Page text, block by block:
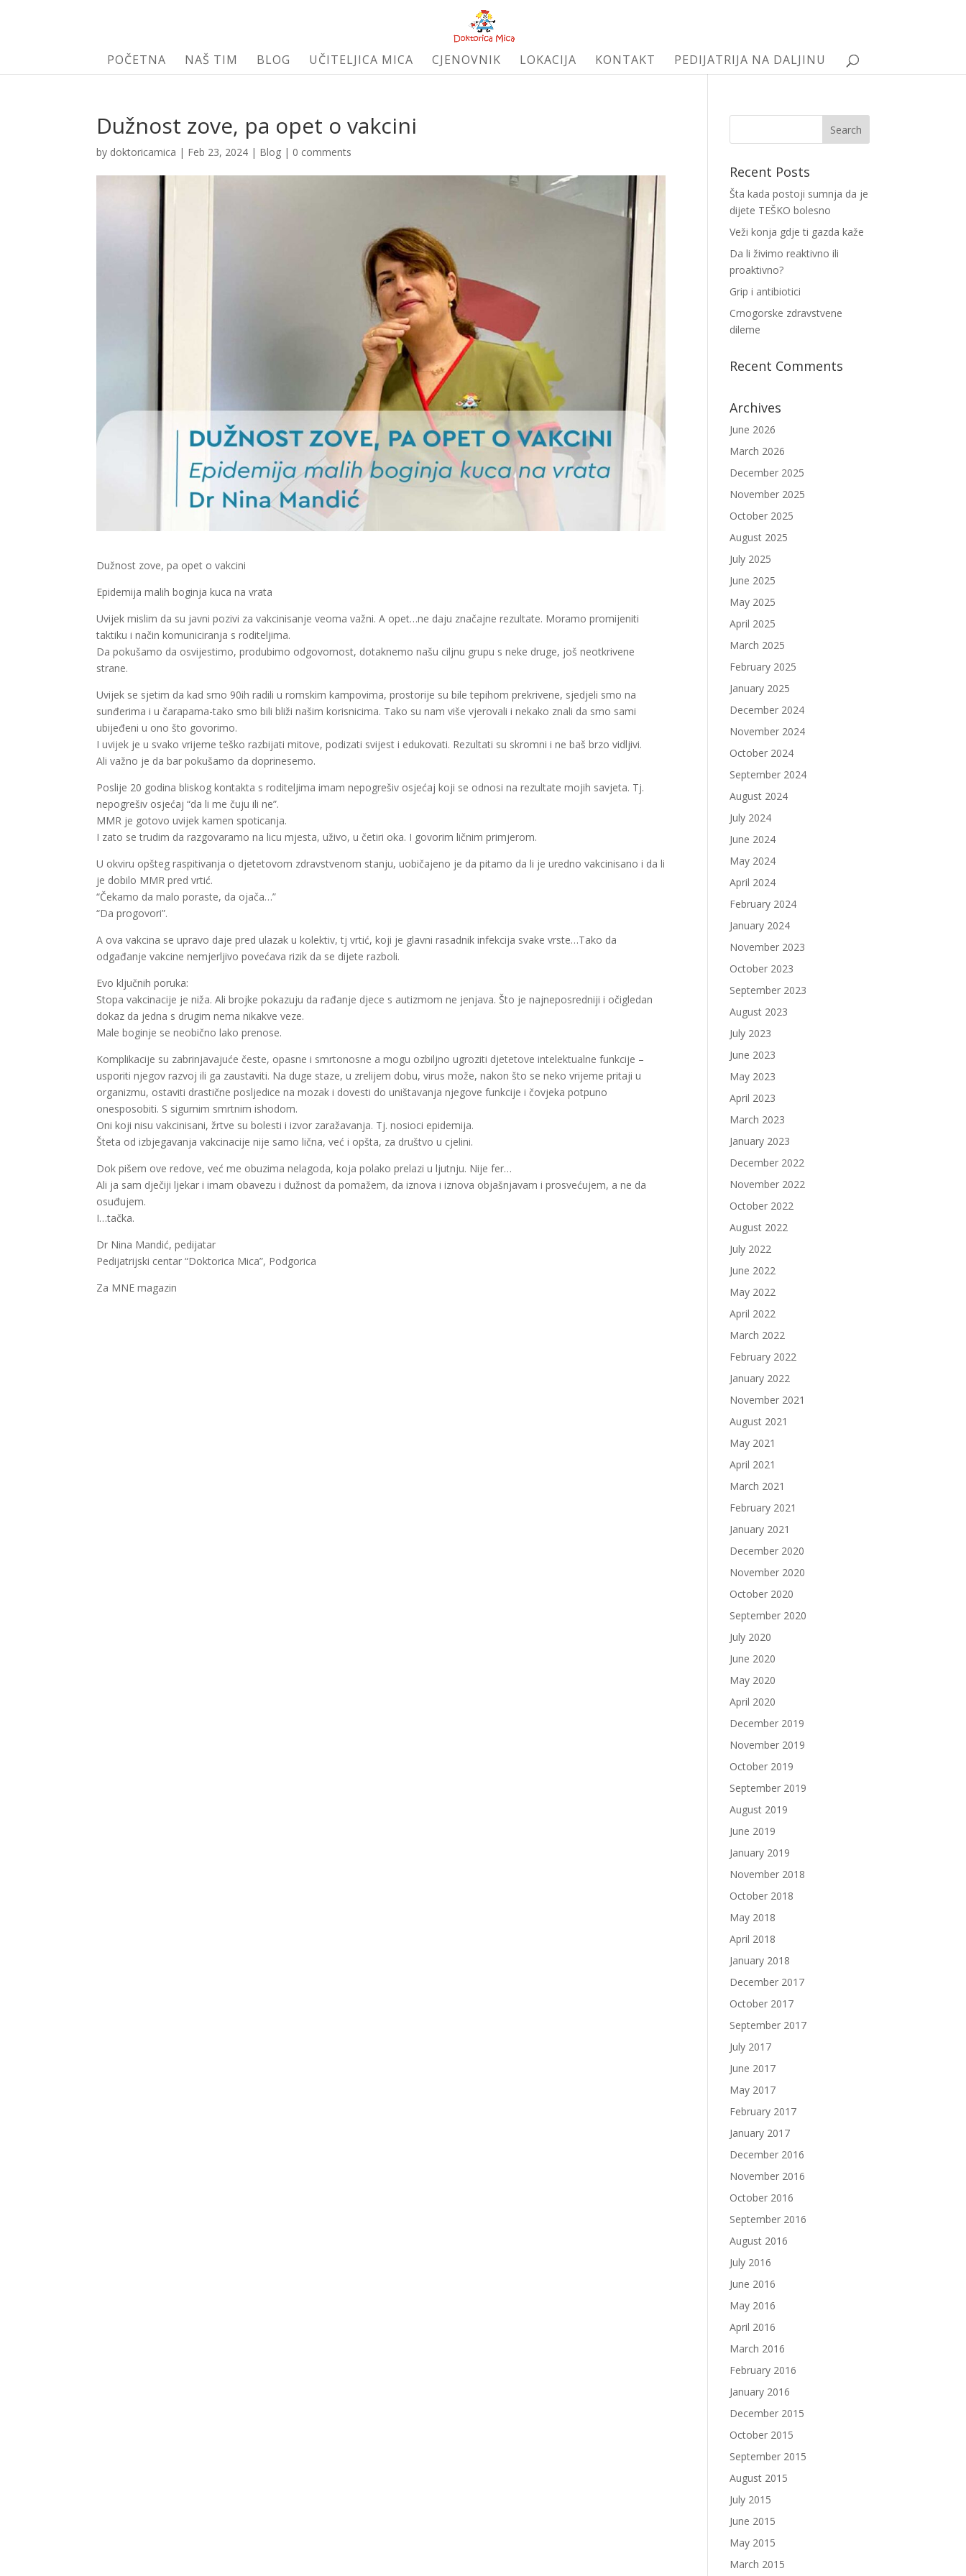
POČETNA NAŠ TIM BLOG UČITELJICA MICA CJENOVNIK LOKACIJA KONTAKT PEDIJATRIJA NA DALJINU
Dužnost zove, pa opet o vakcini
by doktoricamica | Feb 23, 2024 | Blog | 0 comments
Dužnost zove, pa opet o vakcini
Epidemija malih boginja kuca na vrata
Uvijek mislim da su javni pozivi za vakcinisanje veoma važni. A opet…ne daju značajne rezultate. Moramo promijeniti
taktiku i način komuniciranja s roditeljima.
Da pokušamo da osvijestimo, produbimo odgovornost, dotaknemo našu ciljnu grupu s neke druge, još neotkrivene
strane.
Uvijek se sjetim da kad smo 90ih radili u romskim kampovima, prostorije su bile tepihom prekrivene, sjedjeli smo na
sunđerima i u čarapama-tako smo bili bliži našim korisnicima. Tako su nam više vjerovali i nekako znali da smo sami
ubijeđeni u ono što govorimo.
I uvijek je u svako vrijeme teško razbijati mitove, podizati svijest i edukovati. Rezultati su skromni i ne baš brzo vidljivi.
Ali važno je da bar pokušamo da doprinesemo.
Poslije 20 godina bliskog kontakta s roditeljima imam nepogrešiv osjećaj koji se odnosi na rezultate mojih savjeta. Tj.
nepogrešiv osjećaj “da li me čuju ili ne”.
MMR je gotovo uvijek kamen spoticanja.
I zato se trudim da razgovaramo na licu mjesta, uživo, u četiri oka. I govorim ličnim primjerom.
U okviru opšteg raspitivanja o djetetovom zdravstvenom stanju, uobičajeno je da pitamo da li je uredno vakcinisano i da li
je dobilo MMR pred vrtić.
“Čekamo da malo poraste, da ojača…”
“Da progovori”.
A ova vakcina se upravo daje pred ulazak u kolektiv, tj vrtić, koji je glavni rasadnik infekcija svake vrste…Tako da
odgađanje vakcine nemjerljivo povećava rizik da se dijete razboli.
Evo ključnih poruka:
Stopa vakcinacije je niža. Ali brojke pokazuju da rađanje djece s autizmom ne jenjava. Što je najneposredniji i očigledan
dokaz da jedna s drugim nema nikakve veze.
Male boginje se neobično lako prenose.
Komplikacije su zabrinjavajuće česte, opasne i smrtonosne a mogu ozbiljno ugroziti djetetove intelektualne funkcije –
usporiti njegov razvoj ili ga zaustaviti. Na duge staze, u zrelijem dobu, virus može, nakon što se neko vrijeme pritaji u
organizmu, ostaviti drastične posljedice na mozak i dovesti do uništavanja njegove funkcije i čovjeka potpuno
onesposobiti. S sigurnim smrtnim ishodom.
Oni koji nisu vakcinisani, žrtve su bolesti i izvor zaražavanja. Tj. nosioci epidemija.
Šteta od izbjegavanja vakcinacije nije samo lična, već i opšta, za društvo u cjelini.
Dok pišem ove redove, već me obuzima nelagoda, koja polako prelazi u ljutnju. Nije fer…
Ali ja sam dječiji ljekar i imam obavezu i dužnost da pomažem, da iznova i iznova objašnjavam i prosvećujem, a ne da
osuđujem.
I…tačka.
Dr Nina Mandić, pedijatar
Pedijatrijski centar “Doktorica Mica”, Podgorica
Za MNE magazin
Recent Posts
Šta kada postoji sumnja da je
dijete TEŠKO bolesno
Veži konja gdje ti gazda kaže
Da li živimo reaktivno ili
proaktivno?
Grip i antibiotici
Crnogorske zdravstvene
dileme
Recent Comments
Archives
June 2026
March 2026
December 2025
November 2025
October 2025
August 2025
July 2025
June 2025
May 2025
April 2025
March 2025
February 2025
January 2025
December 2024
November 2024
October 2024
September 2024
August 2024
July 2024
June 2024
May 2024
April 2024
February 2024
January 2024
November 2023
October 2023
September 2023
August 2023
July 2023
June 2023
May 2023
April 2023
March 2023
January 2023
December 2022
November 2022
October 2022
August 2022
July 2022
June 2022
May 2022
April 2022
March 2022
February 2022
January 2022
November 2021
August 2021
May 2021
April 2021
March 2021
February 2021
January 2021
December 2020
November 2020
October 2020
September 2020
July 2020
June 2020
May 2020
April 2020
December 2019
November 2019
October 2019
September 2019
August 2019
June 2019
January 2019
November 2018
October 2018
May 2018
April 2018
January 2018
December 2017
October 2017
September 2017
July 2017
June 2017
May 2017
February 2017
January 2017
December 2016
November 2016
October 2016
September 2016
August 2016
July 2016
June 2016
May 2016
April 2016
March 2016
February 2016
January 2016
December 2015
October 2015
September 2015
August 2015
July 2015
June 2015
May 2015
March 2015